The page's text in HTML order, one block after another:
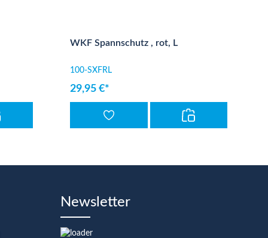
WKF Spannschutz , rot, L
100-SXFRL
29,95 €*
Newsletter